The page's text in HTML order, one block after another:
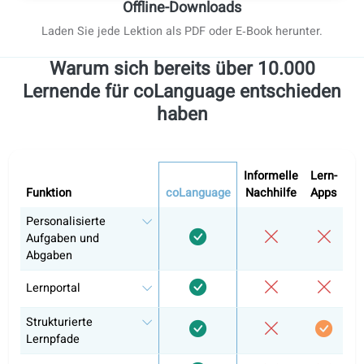
lernen Sie mit Audiolektionen.
Offline-Downloads
Laden Sie jede Lektion als PDF oder E‑Book herunter.